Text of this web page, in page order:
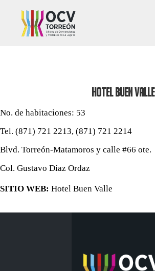
HOTEL BUEN VALLE
No. de habitaciones: 53
Tel. (871) 721 2213, (871) 721 2214
Blvd. Torreón-Matamoros y calle #66 ote.
Col. Gustavo Díaz Ordaz
SITIO WEB: Hotel Buen Valle